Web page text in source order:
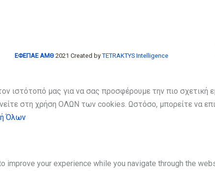
ΕΦΕΠΑΕ ΑΜΘ 2021 Created byTETRAKTYS Intelligence
ιστότοπό μας για να σας προσφέρουμε την πιο σχετική
στη χρήση ΟΛΩΝ των cookies. Ωστόσο, μπορείτε να
Όλων
improve your experience while you navigate through the